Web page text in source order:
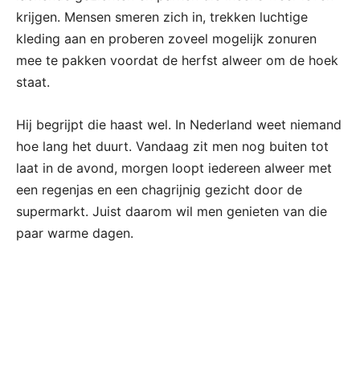
krijgen. Mensen smeren zich in, trekken luchtige
kleding aan en proberen zoveel mogelijk zonuren
mee te pakken voordat de herfst alweer om de hoek
staat.
Hij begrijpt die haast wel. In Nederland weet niemand
hoe lang het duurt. Vandaag zit men nog buiten tot
laat in de avond, morgen loopt iedereen alweer met
een regenjas en een chagrijnig gezicht door de
supermarkt. Juist daarom wil men genieten van die
paar warme dagen.